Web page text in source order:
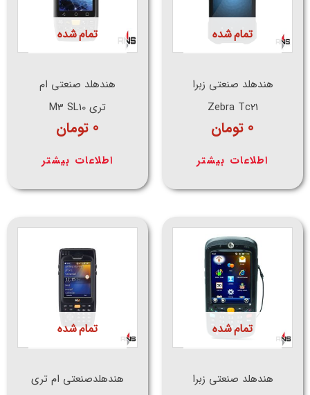
تمام شده
هندهلد صنعتی زبرا
Zebra Tc21
0 تومان
اطلاعات بیشتر
تمام شده
هندهلد صنعتی ام
تری M3 SL10
0 تومان
اطلاعات بیشتر
تمام شده
هندهلد صنعتی زبرا
تمام شده
هندهلدصنعتی ام تری